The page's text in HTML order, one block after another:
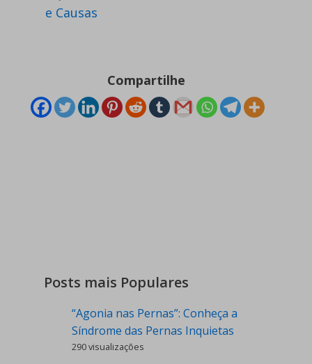
e Causas
Compartilhe
Posts mais Populares
“Agonia nas Pernas”: Conheça a
Síndrome das Pernas Inquietas
290 visualizações